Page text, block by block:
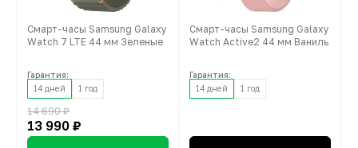
Смарт-часы Samsung Galaxy
Watch 7 LTE 44 мм Зеленые
Гарантия:
14 дней
1 год
14 690 ₽
13 990 ₽
Смарт-часы Samsung Galaxy
Watch Active2 44 мм Ваниль
Гарантия:
14 дней
1 год